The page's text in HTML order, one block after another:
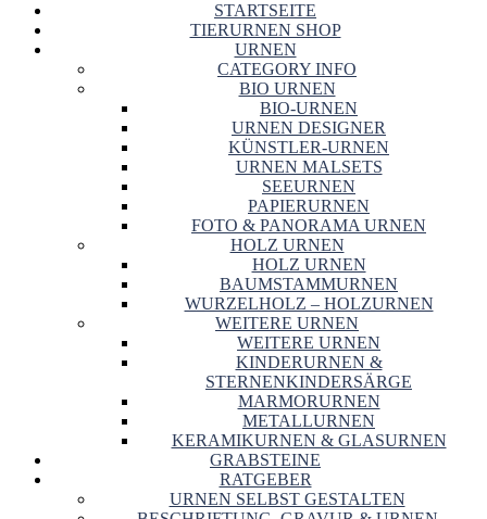
STARTSEITE
TIERURNEN SHOP
URNEN
CATEGORY INFO
BIO URNEN
BIO-URNEN
URNEN DESIGNER
KÜNSTLER-URNEN
URNEN MALSETS
SEEURNEN
PAPIERURNEN
FOTO & PANORAMA URNEN
HOLZ URNEN
HOLZ URNEN
BAUMSTAMMURNEN
WURZELHOLZ – HOLZURNEN
WEITERE URNEN
WEITERE URNEN
KINDERURNEN &
STERNENKINDERSÄRGE
MARMORURNEN
METALLURNEN
KERAMIKURNEN & GLASURNEN
GRABSTEINE
RATGEBER
URNEN SELBST GESTALTEN